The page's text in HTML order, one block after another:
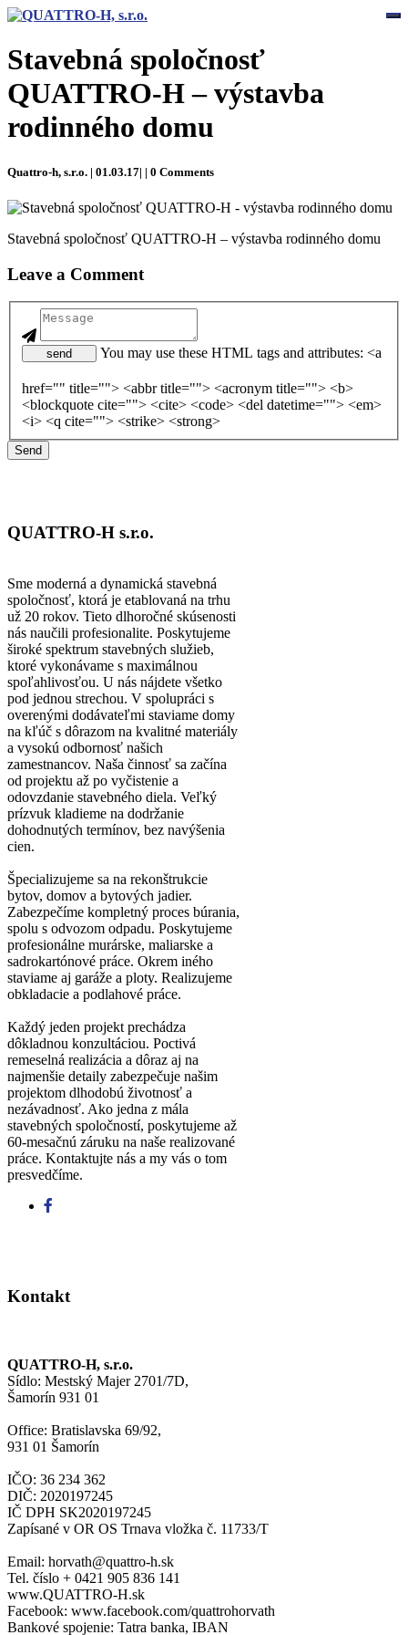
Stavebná spoločnosť
QUATTRO-H – výstavba
rodinného domu
Quattro-h, s.r.o. | 01.03.17| | 0 Comments
Stavebná spoločnosť QUATTRO-H – výstavba rodinného domu
Leave a Comment
send You may use these HTML tags and attributes: <a
href="" title=""> <abbr title=""> <acronym title=""> <b>
<blockquote cite=""> <cite> <code> <del datetime=""> <em>
<i> <q cite=""> <strike> <strong>
QUATTRO-H s.r.o.
Sme moderná a dynamická stavebná
spoločnosť, ktorá je etablovaná na trhu
už 20 rokov. Tieto dlhoročné skúsenosti
nás naučili profesionalite. Poskytujeme
široké spektrum stavebných služieb,
ktoré vykonávame s maximálnou
spoľahlivosťou. U nás nájdete všetko
pod jednou strechou. V spolupráci s
overenými dodávateľmi staviame domy
na kľúč s dôrazom na kvalitné materiály
a vysokú odbornosť našich
zamestnancov. Naša činnosť sa začína
od projektu až po vyčistenie a
odovzdanie stavebného diela. Veľký
prízvuk kladieme na dodržanie
dohodnutých termínov, bez navýšenia
cien.
Špecializujeme sa na rekonštrukcie
bytov, domov a bytových jadier.
Zabezpečíme kompletný proces búrania,
spolu s odvozom odpadu. Poskytujeme
profesionálne murárske, maliarske a
sadrokartónové práce. Okrem iného
staviame aj garáže a ploty. Realizujeme
obkladacie a podlahové práce.
Každý jeden projekt prechádza
dôkladnou konzultáciou. Poctivá
remeselná realizácia a dôraz aj na
najmenšie detaily zabezpečuje našim
projektom dlhodobú životnosť a
nezávadnosť. Ako jedna z mála
stavebných spoločností, poskytujeme až
60-mesačnú záruku na naše realizované
práce. Kontaktujte nás a my vás o tom
presvedčíme.
Kontakt
QUATTRO-H, s.r.o.
Sídlo: Mestský Majer 2701/7D,
Šamorín 931 01
Office: Bratislavska 69/92,
931 01 Šamorín
IČO: 36 234 362
DIČ: 2020197245
IČ DPH SK2020197245
Zapísané v OR OS Trnava vložka č. 11733/T
Email: horvath@quattro-h.sk
Tel. číslo + 0421 905 836 141
www.QUATTRO-H.sk
Facebook: www.facebook.com/quattrohorvath
Bankové spojenie: Tatra banka, IBAN